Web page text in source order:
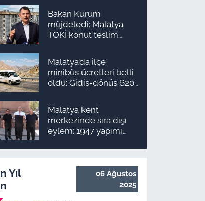
Bakan Kurum
müjdeledi: Malatya
TOKİ konut teslim
ilçe ilçe teslimat
takvimi ve ödeme
planı
Malatya’da ilçe
minibüs ücretleri belli
oldu: Gidiş-dönüş 620
Malatya kent
merkezinde sıra dışı
eylem: 1947 yapımı
giydirmek istediler
Yıl
06 Ağustos
2025